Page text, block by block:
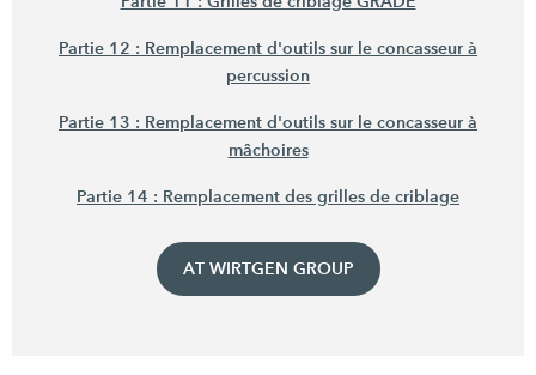
Partie 12 : Remplacement d'outils sur le concasseur à
percussion
Partie 13 : Remplacement d'outils sur le concasseur à
mâchoires
Partie 14 : Remplacement des grilles de criblage
AT WIRTGEN GROUP